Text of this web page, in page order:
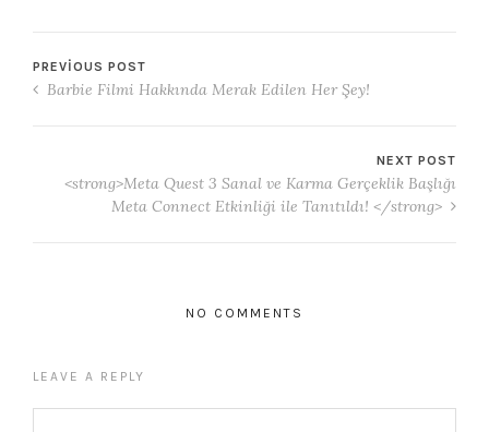
PREVIOUS POST
Barbie Filmi Hakkında Merak Edilen Her Şey!
NEXT POST
<strong>Meta Quest 3 Sanal ve Karma Gerçeklik Başlığı
Meta Connect Etkinliği ile Tanıtıldı! </strong>
NO COMMENTS
LEAVE A REPLY